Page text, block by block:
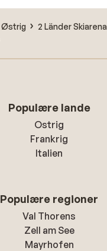
Østrig 2 Länder Skiarena
Populære lande
Ostrig
Frankrig
Italien
Populære regioner
Val Thorens
Zell am See
Mayrhofen